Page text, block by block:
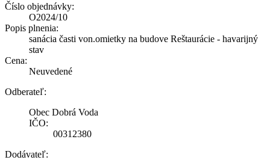
Číslo objednávky:
O2024/10
Popis plnenia:
sanácia časti von.omietky na budove Reštaurácie - havarijný
stav
Cena:
Neuvedené
Odberateľ:
Obec Dobrá Voda
IČO:
00312380
Dodávateľ: